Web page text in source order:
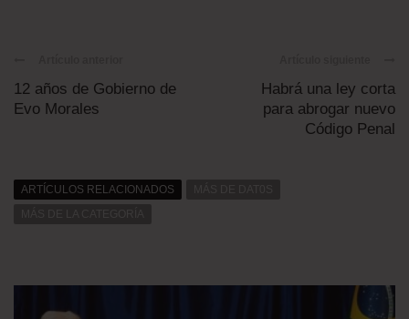
12 años de Gobierno de
Evo Morales
Habrá una ley corta
para abrogar nuevo
Código Penal
ARTÍCULOS RELACIONADOS